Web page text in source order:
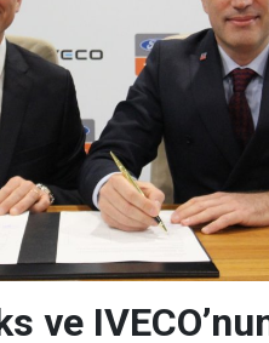
ve